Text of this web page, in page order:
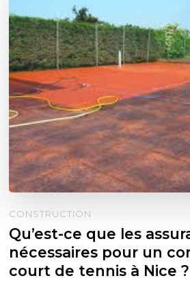
CONSTRUCTION
Qu’est-ce que les
nécessaires pour un
court de tennis à Nice ?